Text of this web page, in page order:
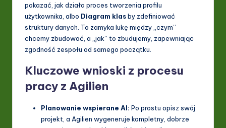
pokazać, jak działa proces tworzenia profilu
użytkownika, albo Diagram klasby zdefiniować
struktury danych. To zamyka lukę między „czym”
chcemy zbudować, a „jak” to zbudujemy, zapewniając
zgodność zespołu od samego początku.
Kluczowe wnioski z procesu
pracy z Agilien
Planowanie wspierane AI: Po prostu opisz swój
projekt, a Agilien wygeneruje kompletny, dobrze